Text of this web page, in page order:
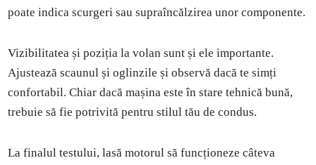
poate indica scurgeri sau supraîncălzirea unor componente.
Vizibilitatea și poziția la volan sunt și ele importante.
Ajustează scaunul și oglinzile și observă dacă te simți
confortabil. Chiar dacă mașina este în stare tehnică bună,
trebuie să fie potrivită pentru stilul tău de condus.
La finalul testului, lasă motorul să funcționeze câteva